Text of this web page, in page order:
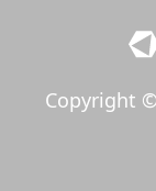
Copyright